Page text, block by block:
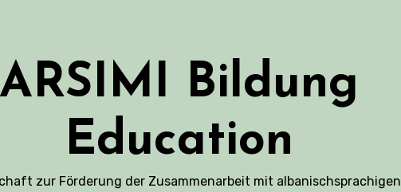
ARSIMI Bildung
Education
zur Förderung der Zusammenarbeit mit albanischsprachigen